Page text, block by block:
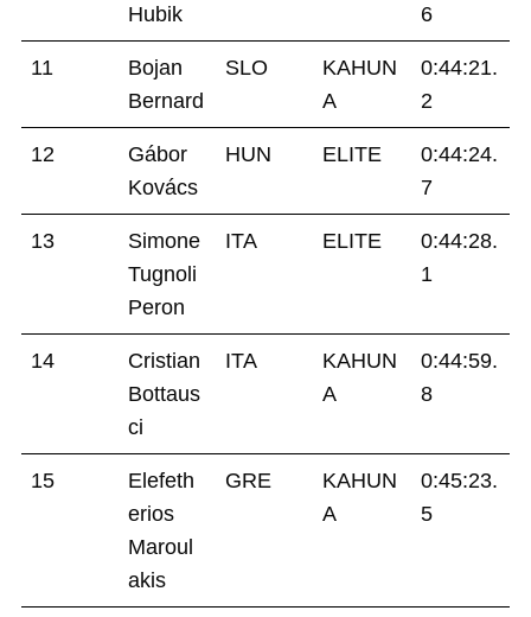
Hubik
6
11
Bojan
Bernard
SLO
KAHUN
A
0:44:21.
2
12
Gábor
Kovács
HUN ELITE
0:44:24.
7
13
Simone
Tugnoli
Peron
ITA ELITE
0:44:28.
1
14
Cristian
Bottaus
ci
ITA
KAHUN
A
0:44:59.
8
15
Elefeth
erios
Maroul
akis
GRE
KAHUN
A
0:45:23.
5